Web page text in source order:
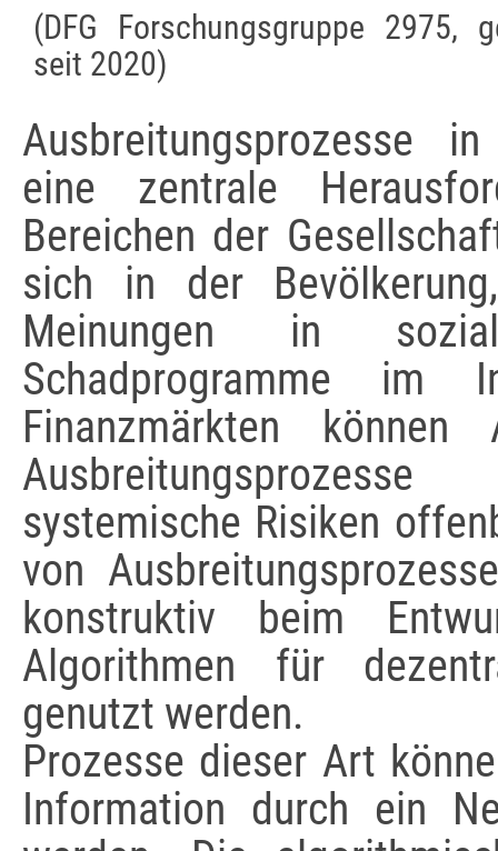
(DFG Forschungsgruppe 2975,
seit 2020)
Ausbreitungsprozesse
eine zentrale
Bereichen der
sich in der
Meinungen in
Schadprogramme im
Finanzmärkten können
systemische Risiken
von
konstruktiv beim
Algorithmen für
genutzt werden.
Prozesse dieser Art
Information durch ein